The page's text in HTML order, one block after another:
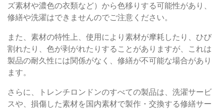
ズ素材や濃色の衣類など）から色移りする可能性があり、
修繕や洗濯はできませんのでご注意ください。
また、素材の特性上、使用により素材が摩耗したり、ひび
割れたり、色が剥がれたりすることがありますが、これは
製品の耐久性には関係がなく、修繕が不可能な場合があり
ます。
さらに、トレンチロンドンのすべての製品は、洗濯サービ
スや、損傷した素材を国内素材で製作・交換する修繕サー